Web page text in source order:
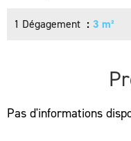
1 Dégagement 3 m²
Pas d'informations